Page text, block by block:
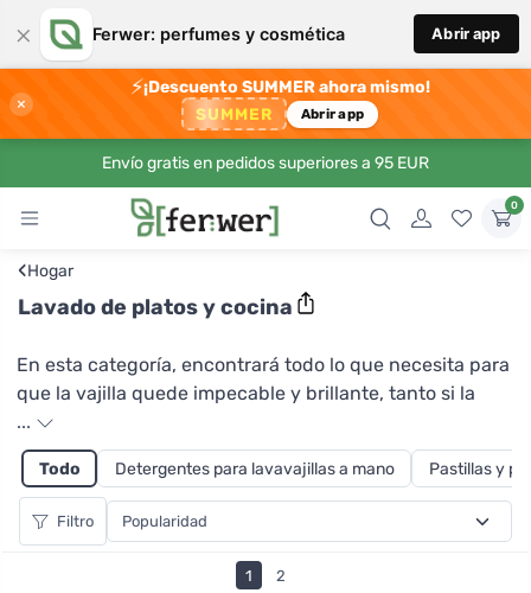
× Ferwer: perfumes y cosmética Abrir app
×
⚡¡Descuento SUMMER ahora mismo!
SUMMER Abrir app
Envío gratis en pedidos superiores a 95 EUR
0
‹Hogar
Lavado de platos y cocina
En esta categoría, encontrará todo lo que necesita para
que la vajilla quede impecable y brillante, tanto si la
lava a mano como si utiliza el lavavajillas. El detergente
para lavavajillas adecuado ahorra el medio ambiente, su
salud y su tiempo, pero también puede reducir el
consumo de agua. En Ferwer puedes elegir entre una
gama de productos, probar diferentes aromas y
tamaños de envases. Existen geles lavavajillas a mano,
...
Todo Detergentes para lavavajillas a mano Pastillas y
Filtro
1 2